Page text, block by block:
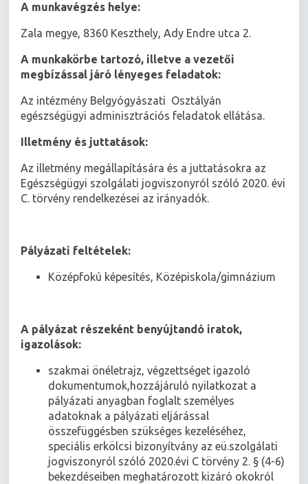
A munkavégzés helye:
Zala megye, 8360 Keszthely, Ady Endre utca 2.
A munkakörbe tartozó, illetve a vezetői
megbízással járó lényeges feladatok:
Az intézmény Belgyógyászati Osztályán
egészségügyi adminisztrációs feladatok ellátása.
Illetmény és juttatások:
Az illetmény megállapítására és a juttatásokra az
Egészségügyi szolgálati jogviszonyról szóló 2020. évi
C. törvény rendelkezései az irányadók.
Pályázati feltételek:
Középfokú képesítés, Középiskola/gimnázium
A pályázat részeként benyújtandó iratok,
igazolások:
szakmai önéletrajz, végzettséget igazoló
dokumentumok,hozzájáruló nyilatkozat a
pályázati anyagban foglalt személyes
adatoknak a pályázati eljárással
összefüggésben szükséges kezeléséhez,
speciális erkölcsi bizonyítvány az eü.szolgálati
jogviszonyról szóló 2020.évi C törvény 2. § (4-6)
bekezdéseiben meghatározott kizáró okokról